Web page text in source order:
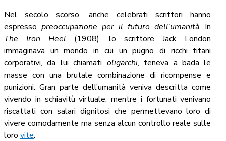
Nel secolo scorso, anche celebrati scrittori hanno
espresso preoccupazione per il futuro dell’umanità. In
The Iron Heel (1908), lo scrittore Jack London
immaginava un mondo in cui un pugno di ricchi titani
corporativi, da lui chiamati oligarchi, teneva a bada le
masse con una brutale combinazione di ricompense e
punizioni. Gran parte dell’umanità veniva descritta come
vivendo in schiavitù virtuale, mentre i fortunati venivano
riscattati con salari dignitosi che permettevano loro di
vivere comodamente ma senza alcun controllo reale sulle
loro vite.